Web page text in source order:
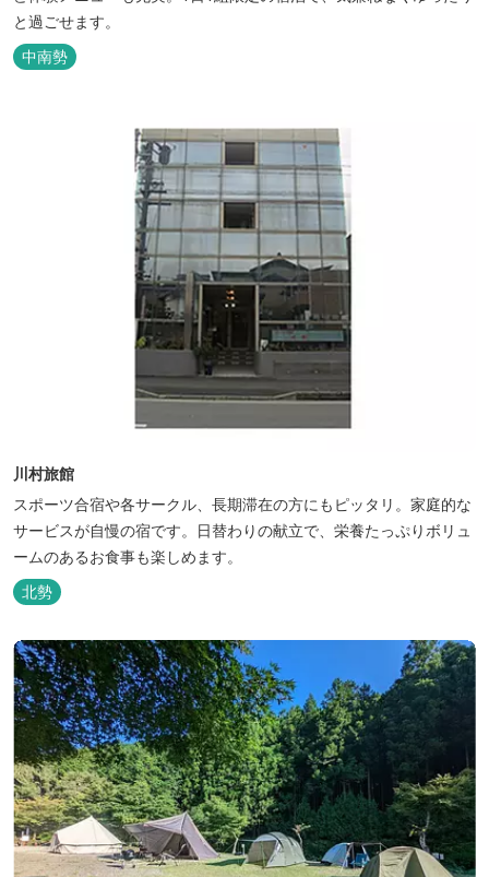
と過ごせます。
中南勢
川村旅館
スポーツ合宿や各サークル、長期滞在の方にもピッタリ。家庭的な
サービスが自慢の宿です。日替わりの献立で、栄養たっぷりボリュ
ームのあるお食事も楽しめます。
北勢